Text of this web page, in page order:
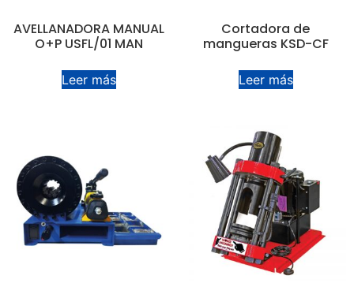
AVELLANADORA MANUAL
O+P USFL/01 MAN
Leer más
Cortadora de
mangueras KSD-CF
Leer más